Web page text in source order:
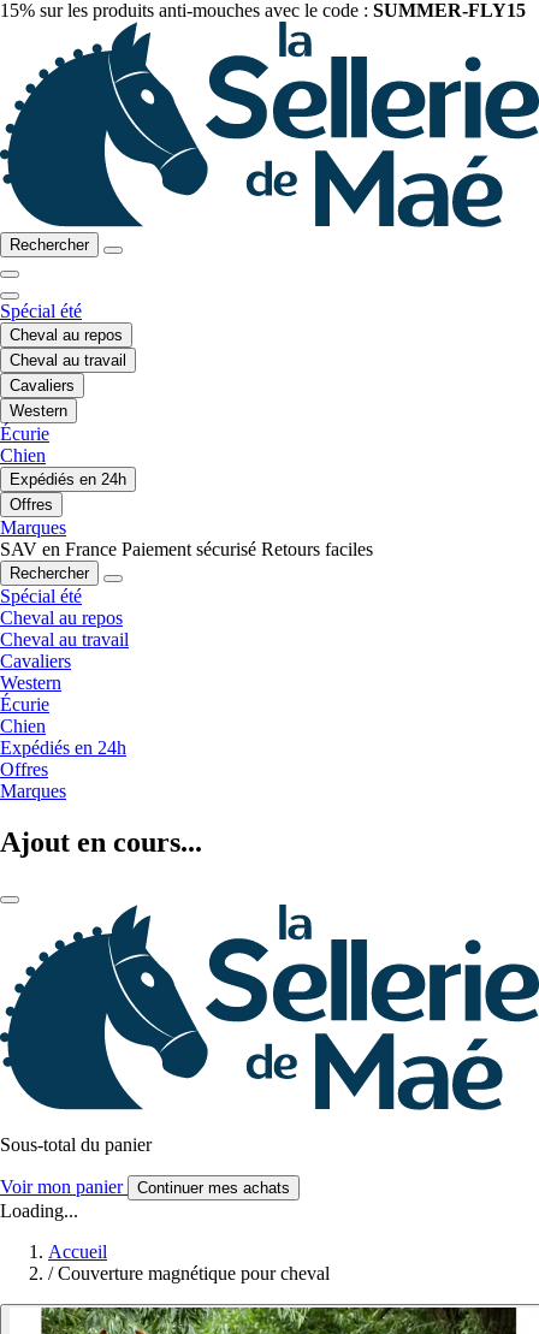
15% sur les produits anti-mouches avec le code : SUMMER-FLY15
Rechercher
Spécial été
Cheval au repos
Cheval au travail
Cavaliers
Western
Écurie
Chien
Expédiés en 24h
Offres
Marques
SAV en France Paiement sécurisé Retours faciles
Rechercher
Spécial été
Cheval au repos
Cheval au travail
Cavaliers
Western
Écurie
Chien
Expédiés en 24h
Offres
Marques
Ajout en cours...
Sous-total du panier
Voir mon panier Continuer mes achats
Loading...
Accueil
/ Couverture magnétique pour cheval